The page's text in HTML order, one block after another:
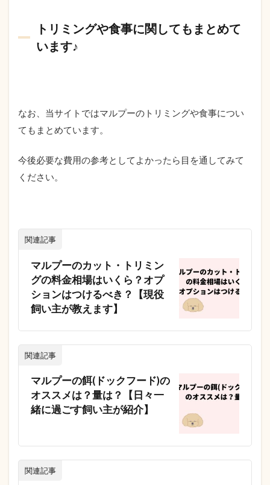
トリミングや食事に関してもまとめて
います♪
なお、当サイトではマルプーのトリミングや食事につい
てもまとめています。
今後必要な費用の参考としてよかったら目を通してみて
ください。
関連記事
マルプーのカット・トリミン
グの料金相場はいくら？オプ
ションはつけるべき？【現役
飼い主が教えます】
関連記事
マルプーの餌(ドックフード)の
オススメは？量は？【日々一
緒に過ごす飼い主が紹介】
関連記事